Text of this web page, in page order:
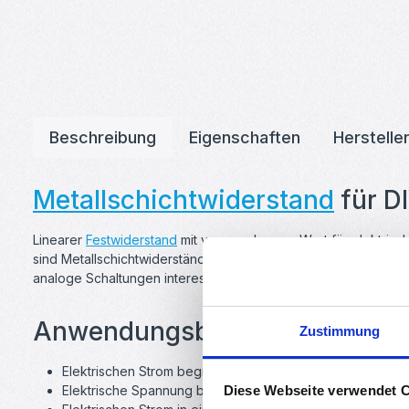
Zustimmung
Diese Webseite verwendet
Beschreibung Eigenschaften Hersteller
Metallschichtwiderstand für
Linearer Festwiderstand mit vorgegebenem Wert für
sind Metallschichtwiderstände für enge Toleranzbereiche
analoge Schaltungen interessant macht.
Anwendungsbeispiele für
Elektrischen Strom begrenzen
Elektrische Spannung begrenzen